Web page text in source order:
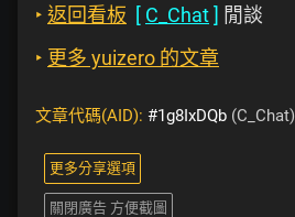
‣ 返回看板 [ C_Chat] 閒談
‣ 更多 yuizero 的文章
文章代碼(AID): #1g8IxDQb (C_Chat)
更多分享選項
關閉廣告 方便截圖